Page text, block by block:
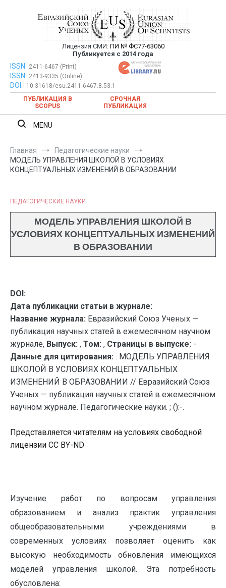
Евразийский Союз Ученых —
публикация научных статей в
ежемесячном научном журнале
Лицензия СМИ: ПИ № ФС77-63060
Публикуется с 2014 года
Евразийский Союз Ученых — публикация научных статей в
ежемесячном научном журнале
ISSN: 2411-6467 (Print)
ISSN: 2413-9335 (Online)
DOI:
10.31618/esu.2411-6467.8.53.1
ПУБЛИКАЦИЯ В
SCOPUS
СРОЧНАЯ
ПУБЛИКАЦИЯ
MENU
Главная
Педагогические науки
МОДЕЛЬ УПРАВЛЕНИЯ ШКОЛОЙ В УСЛОВИЯХ
КОНЦЕПТУАЛЬНЫХ ИЗМЕНЕНИЙ В ОБРАЗОВАНИИ
ПЕДАГОГИЧЕСКИЕ НАУКИ
МОДЕЛЬ УПРАВЛЕНИЯ ШКОЛОЙ В
УСЛОВИЯХ КОНЦЕПТУАЛЬНЫХ ИЗМЕНЕНИЙ
В ОБРАЗОВАНИИ
DOI:
Дата публикации статьи в журнале:
Название журнала: Евразийский Союз Ученых —
публикация научных статей в ежемесячном научном
журнале, Выпуск: , Том: , Страницы в выпуске: -
Данные для цитирования: . МОДЕЛЬ УПРАВЛЕНИЯ
ШКОЛОЙ В УСЛОВИЯХ КОНЦЕПТУАЛЬНЫХ
ИЗМЕНЕНИЙ В ОБРАЗОВАНИИ // Евразийский Союз
Ученых — публикация научных статей в ежемесячном
научном журнале. Педагогические науки. ; ():-.
Представляется читателям на условиях свободной
лицензии CC BY-ND
Изучение работ по вопросам управления
образованием и анализ практик управления
общеобразовательными учреждениями в
современных условиях позволяет оценить как
высокую необходимость обновления имеющихся
моделей управления школой. Эта потребность
обусловлена: